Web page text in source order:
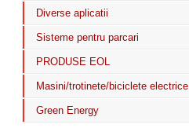
Diverse aplicatii
Sisteme pentru parcari
PRODUSE EOL
Masini/trotinete/biciclete electrice
Green Energy